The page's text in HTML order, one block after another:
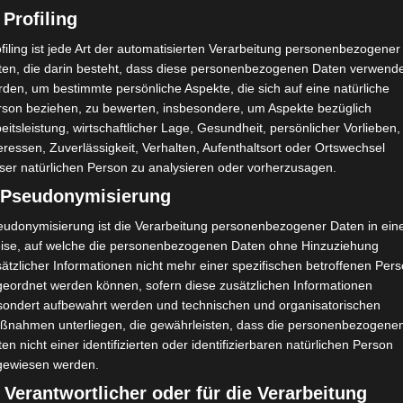
es uns bereits mit Muffins und Tee im
Profiling
ist jede Art der automatisierten Verarbeitung personenbezogener
die darin besteht, dass diese personenbezogenen Daten
um bestimmte persönliche Aspekte, die sich auf eine natürliche
beziehen, zu bewerten, insbesondere, um Aspekte bezüglich
wirtschaftlicher Lage, Gesundheit, persönlicher Vorlieben,
Zuverlässigkeit, Verhalten, Aufenthaltsort oder Ortswechsel
natürlichen Person zu analysieren oder vorherzusagen.
ist die Verarbeitung personenbezogener Daten in
auf welche die personenbezogenen Daten ohne Hinzuziehung
Informationen nicht mehr einer spezifischen betroffenen
werden können, sofern diese zusätzlichen Informationen
aufbewahrt werden und technischen und organisatorischen
unterliegen, die gewährleisten, dass die
nicht einer identifizierten oder identifizierbaren natürlichen Person
werden.
Verantwortlicher oder für die Verarbeitung